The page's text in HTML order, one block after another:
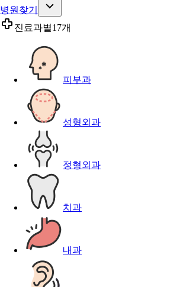
병원찾기
진료과별17개
피부과
성형외과
정형외과
치과
내과